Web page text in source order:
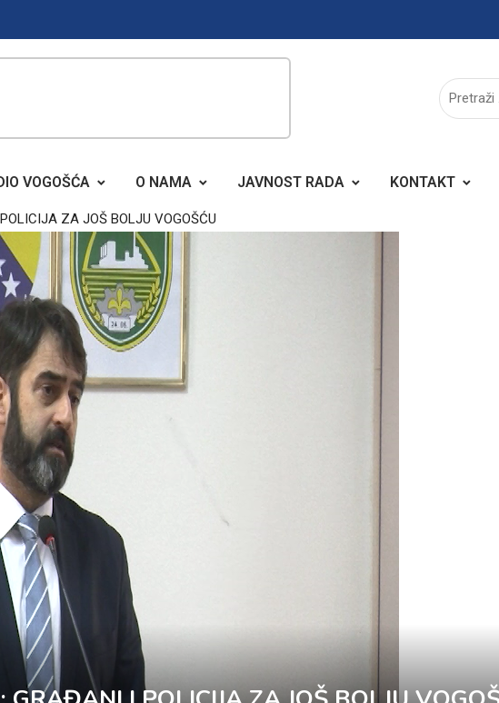
VOGOŠĆA O NAMA JAVNOST RADA KONTAKT
ZA JOŠ BOLJU VOGOŠĆU